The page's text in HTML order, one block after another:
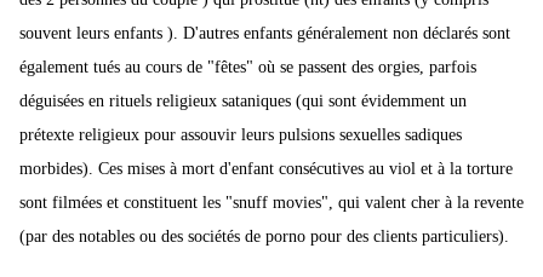
souvent leurs enfants ). D'autres enfants généralement non déclarés sont
également tués au cours de "fêtes" où se passent des orgies, parfois
déguisées en rituels religieux sataniques (qui sont évidemment un
prétexte religieux pour assouvir leurs pulsions sexuelles sadiques
morbides). Ces mises à mort d'enfant consécutives au viol et à la torture
sont filmées et constituent les "snuff movies", qui valent cher à la revente
(par des notables ou des sociétés de porno pour des clients particuliers).